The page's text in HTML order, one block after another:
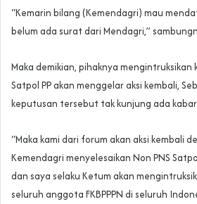
“Kemarin bilang (Kemendagri) mau
belum ada surat dari Mendagri,”
Maka demikian, pihaknya
Satpol PP akan menggelar aksi kembali,
keputusan tersebut tak kunjung ada
“Maka kami dari forum akan aksi kembali
Kemendagri menyelesaikan Non PNS
dan saya selaku Ketum akan
seluruh anggota FKBPPPN di seluruh